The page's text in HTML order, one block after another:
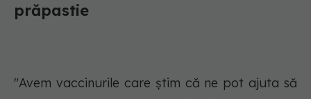
prăpastie
"Avem vaccinurile care ştim că ne pot ajuta să